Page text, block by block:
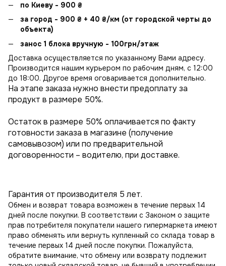
по Киеву - 900 ₴
за город - 900 ₴ + 40 ₴/км (от городской черты до
объекта)
занос 1 блока вручную - 100грн/этаж
Доставка осуществляется по указанному Вами адресу.
Производится нашим курьером по рабочим дням, с 12:00
до 18:00. Другое время оговаривается дополнительно.
На этапе заказа нужно внести предоплату за
продукт в размере 50%.
Остаток в размере 50% оплачивается по факту
готовности заказа в магазине (получение
самовывозом) или по предварительной
договоренности – водителю, при доставке.
Гарантия от производителя 5 лет.
Обмен и возврат товара возможен в течение первых 14
дней после покупки. В соответствии с Законом о защите
прав потребителя покупатели нашего гипермаркета имеют
право обменять или вернуть купленный со склада товар в
течение первых 14 дней после покупки. Пожалуйста,
обратите внимание, что обмену или возврату подлежит